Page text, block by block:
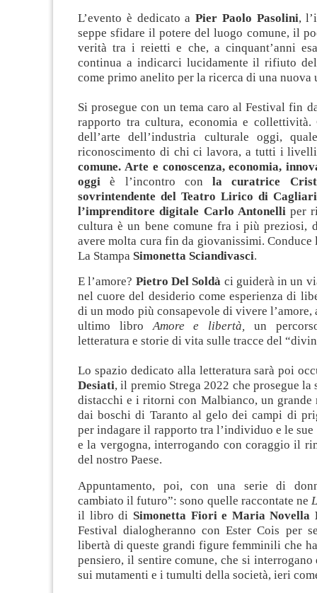
L’evento è dedicato a Pier Paolo Pasolini,
seppe sfidare il potere del luogo comune, il
verità tra i reietti e che, a cinquant’anni
continua a indicarci lucidamente il rifiuto
come primo anelito per la ricerca di una nuova
Si prosegue con un tema caro al Festival fin
rapporto tra cultura, economia e
dell’arte dell’industria culturale oggi,
riconoscimento di chi ci lavora, a tutti i
comune. Arte e conoscenza, economia,
oggiè l’incontro con la curatrice
sovrintendente del Teatro Lirico di
l’imprenditore digitale Carlo Antonelliper
cultura è un bene comune fra i più preziosi,
avere molta cura fin da giovanissimi. Conduce
La Stampa Simonetta Sciandivasci.
E l’amore? Pietro Del Soldà ci guiderà in un
nel cuore del desiderio come esperienza di
di un modo più consapevole di vivere l’amore,
ultimo libroAmore e libertà, un
letteratura e storie di vita sulle tracce del
Lo spazio dedicato alla letteratura sarà poi
Desiati, il premio Strega 2022 che prosegue la
distacchi e i ritorni con Malbianco, un grande
dai boschi di Taranto al gelo dei campi di
per indagare il rapporto tra l’individuo e le
e la vergogna, interrogando con coraggio il
del nostro Paese.
Appuntamento, poi, con una serie di
cambiato il futuro”: sono quelle raccontate ne
il libro di Simonetta Fiori e Maria Novella
Festival dialogheranno con Ester Cois per
libertà di queste grandi figure femminili che
pensiero, il sentire comune, che si
sui mutamenti e i tumulti della società, ieri